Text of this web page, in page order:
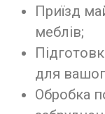
Приїзд
меблів;
для
Обробка